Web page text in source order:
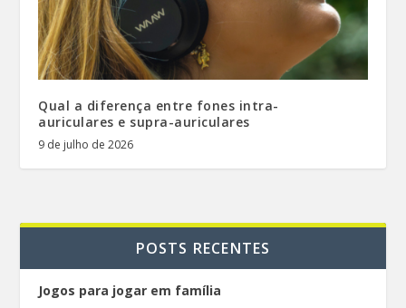
Qual a diferença entre fones intra-
auriculares e supra-auriculares
9 de julho de 2026
POSTS RECENTES
Jogos para jogar em família